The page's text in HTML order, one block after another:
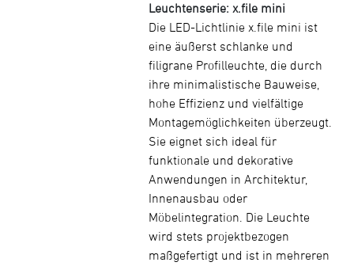
Leuchtenserie: x.file mini
Die LED-Lichtlinie x.file mini ist
eine äußerst schlanke und
filigrane Profilleuchte, die durch
ihre minimalistische Bauweise,
hohe Effizienz und vielfältige
Montagemöglichkeiten überzeugt.
Sie eignet sich ideal für
funktionale und dekorative
Anwendungen in Architektur,
Innenausbau oder
Möbelintegration. Die Leuchte
wird stets projektbezogen
maßgefertigt und ist in mehreren